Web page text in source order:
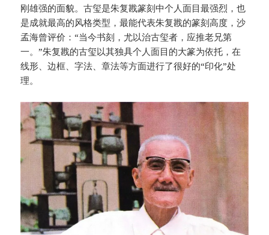
刚雄强的面貌。古玺是朱复戡篆刻中个人面目最强烈，也
是成就最高的风格类型，最能代表朱复戡的篆刻高度，沙
孟海曾评价：“当今书刻，尤以治古玺者，应推老兄第
一。”朱复戡的古玺以其独具个人面目的大篆为依托，在
线形、边框、字法、章法等方面进行了很好的“印化”处
理。